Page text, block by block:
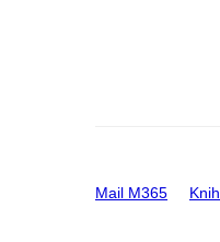
Mail M365